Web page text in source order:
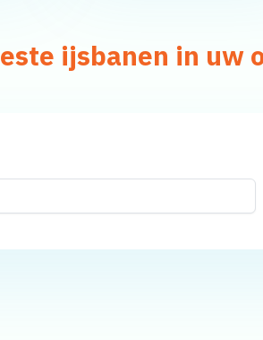
ijsbanen in uw